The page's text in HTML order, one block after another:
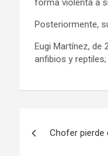
forma violenta a
Posteriormente,
Eugi Martínez, de
anfibios y
Chofer pierde